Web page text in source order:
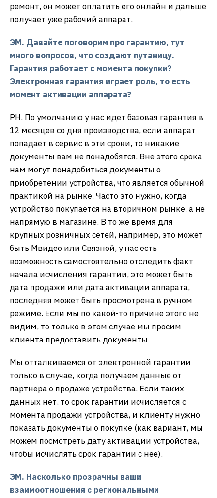
ремонт, он может оплатить его онлайн и дальше
получает уже рабочий аппарат.
ЭМ. Давайте поговорим про гарантию, тут
много вопросов, что создают путаницу.
Гарантия работает с момента покупки?
Электронная гарантия играет роль, то есть
момент активации аппарата?
РН. По умолчанию у нас идет базовая гарантия в
12 месяцев со дня производства, если аппарат
попадает в сервис в эти сроки, то никакие
документы вам не понадобятся. Вне этого срока
нам могут понадобиться документы о
приобретении устройства, что является обычной
практикой на рынке. Часто это нужно, когда
устройство покупается на вторичном рынке, а не
напрямую в магазине. В то же время для
крупных розничных сетей, например, это может
быть Мвидео или Связной, у нас есть
возможность самостоятельно отследить факт
начала исчисления гарантии, это может быть
дата продажи или дата активации аппарата,
последняя может быть просмотрена в ручном
режиме. Если мы по какой-то причине этого не
видим, то только в этом случае мы просим
клиента предоставить документы.
Мы отталкиваемся от электронной гарантии
только в случае, когда получаем данные от
партнера о продаже устройства. Если таких
данных нет, то срок гарантии исчисляется с
момента продажи устройства, и клиенту нужно
показать документы о покупке (как вариант, мы
можем посмотреть дату активации устройства,
чтобы исчислять срок гарантии с нее).
ЭМ. Насколько прозрачны ваши
взаимоотношения с региональными